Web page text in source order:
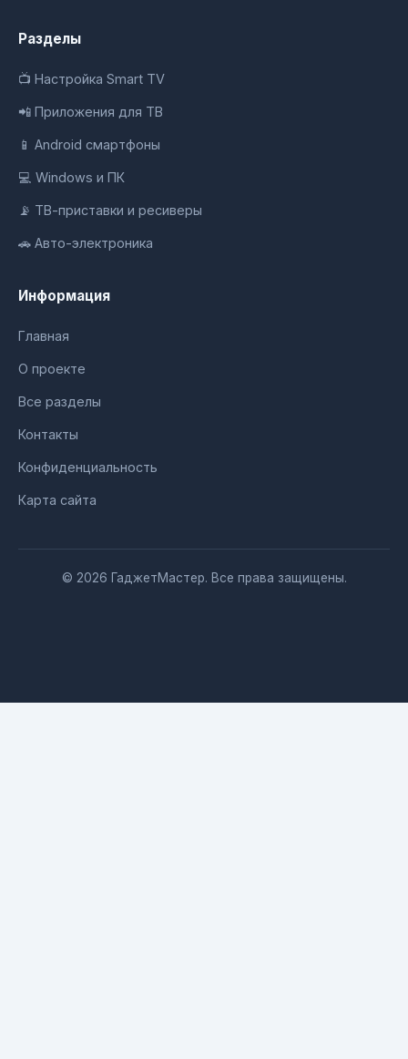
Разделы
📺 Настройка Smart TV
📲 Приложения для ТВ
📱 Android смартфоны
💻 Windows и ПК
📡 ТВ-приставки и ресиверы
🚗 Авто-электроника
Информация
Главная
О проекте
Все разделы
Контакты
Конфиденциальность
Карта сайта
© 2026 ГаджетМастер. Все права защищены.